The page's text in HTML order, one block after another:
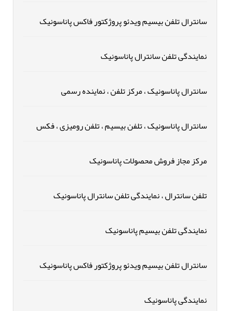
سانترال تلفن بیسیم ویدئو پروژکتور فاکس پاناسونیک
نمایندگی تلفن سانترال پاناسونیک
سانترال پاناسونیک ، مرکز تلفن ، نماینده رسمی
سانترال پاناسونیک ، تلفن بیسیم ، تلفن رومیزی ، فکس
مرکز مجاز فروش محصولات پاناسونیک
تلفن سانترال ، نمایندگی تلفن سانترال پاناسونیک
نمایندگی تلفن بیسیم پاناسونیک
سانترال تلفن بیسیم ویدئو پروژکتور فاکس پاناسونیک
نمایندگی پاناسونیک